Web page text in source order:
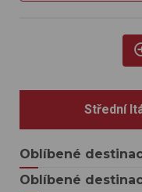
Střední
Oblíbené
Oblíbené